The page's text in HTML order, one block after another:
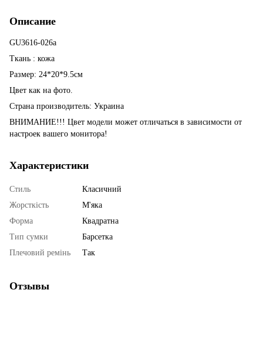
Описание
GU3616-026a
Ткань : кожа
Размер: 24*20*9.5см
Цвет как на фото.
Страна производитель: Украина
ВНИМАНИЕ!!! Цвет модели может отличаться в зависимости от
настроек вашего монитора!
Характеристики
Стиль
Класичний
Жорсткість
М'яка
Форма
Квадратна
Тип сумки
Барсетка
Плечовий ремінь
Так
Отзывы